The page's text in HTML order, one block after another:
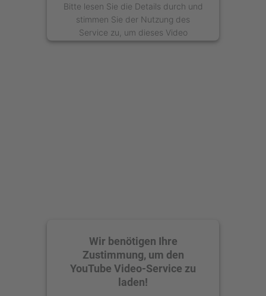
Bitte lesen Sie die Details durch und
stimmen Sie der Nutzung des
Service zu, um dieses Video
anzusehen.
Wir benötigen Ihre
Zustimmung, um den
YouTube Video-Service zu
laden!